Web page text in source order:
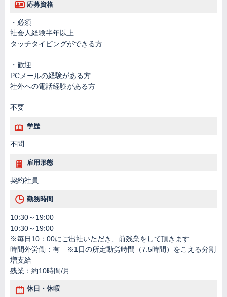
応募資格
・必須
社会人経験半年以上
タッチタイピングができる方
・歓迎
PCメールの経験がある方
社外への電話経験がある方
不要
学歴
不問
雇用形態
契約社員
勤務時間
10:30～19:00
10:30～19:00
※毎日10：00にご出社いただき、前残業をして頂きます
時間外労働：有 ※1日の所定動労時間（7.5時間）をこえる分割
増支給
残業：約10時間/月
休日・休暇